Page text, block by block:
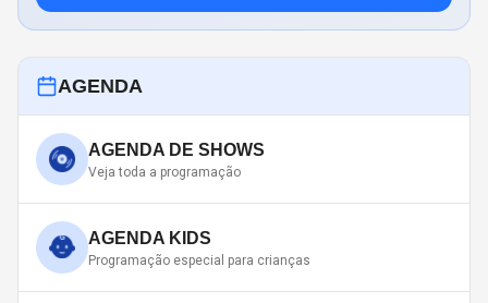
AGENDA
AGENDA DE SHOWS
Veja toda a programação
AGENDA KIDS
Programação especial para crianças